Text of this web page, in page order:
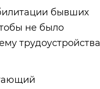
бывших
не было
трудоустройства